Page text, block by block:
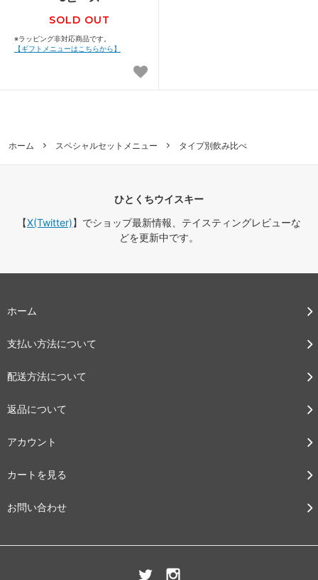
SOLD OUT
※ラッピング非対応商品です。
【ギフトメニューはこちらから】
ホーム スペシャルセットメニュー タイプ別飲み比べ
ひとくちウイスキー
【X(Twitter)】でショップ最新情報、テイスティングレビューな
どを更新中です。
ホーム
支払い方法について
配送方法について
返品について
アカウント
カートを見る
お問い合わせ